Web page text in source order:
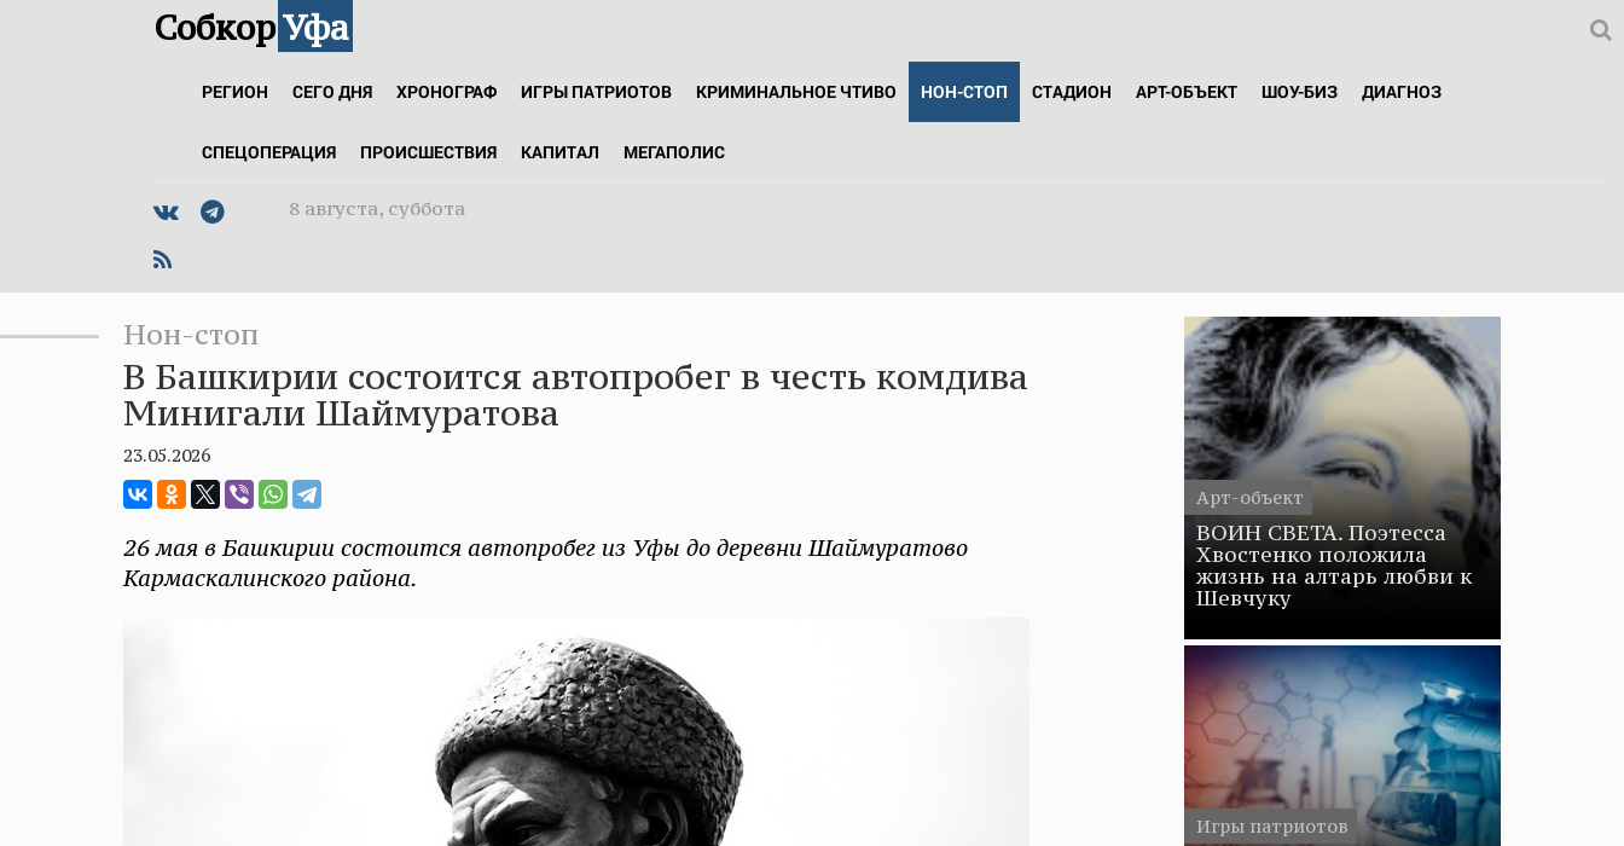
СобкорУфа
РЕГИОН СЕГО ДНЯ ХРОНОГРАФ ИГРЫ ПАТРИОТОВ КРИМИНАЛЬНОЕ ЧТИВО НОН-СТОП СТАДИОН АРТ-ОБЪЕКТ ШОУ-БИЗ ДИАГНОЗ
СПЕЦОПЕРАЦИЯ ПРОИСШЕСТВИЯ КАПИТАЛ МЕГАПОЛИС
8 августа, суббота
Нон-стоп
В Башкирии состоится автопробег в честь комдива
Минигали Шаймуратова
23.05.2026
26 мая в Башкирии состоится автопробег из Уфы до деревни Шаймуратово
Кармаскалинского района.
Арт-объект
ВОИН СВЕТА. Поэтесса
Хвостенко положила
жизнь на алтарь любви к
Шевчуку
Игры патриотов